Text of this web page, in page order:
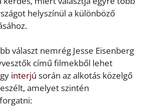
helyszínül a különböző
választ nemrég Jesse Eisenberg
című filmekből lehet
interjú során az alkotás közelgő
amelyet szintén